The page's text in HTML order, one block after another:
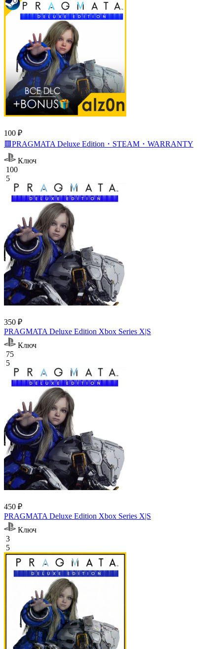
100 ₽
🟥PRAGMATA Deluxe Edition・STEAM・WARRANTY
Ключ
100
5
350 ₽
PRAGMATA Deluxe Edition Xbox Series X|S
Ключ
75
5
450 ₽
PRAGMATA Deluxe Edition Xbox Series X|S
Ключ
3
5